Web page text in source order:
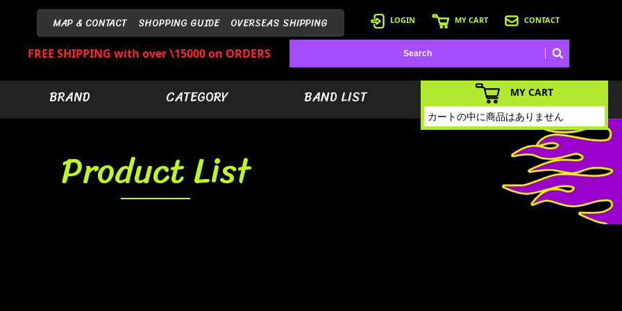
MAP & CONTACT SHOPPING GUIDE OVERSEAS SHIPPING LOGIN MY CART CONTACT
FREE SHIPPING with over \15000 on ORDERS
BRAND CATEGORY BAND LIST
Product List
MY CART
カートの中に商品はありません